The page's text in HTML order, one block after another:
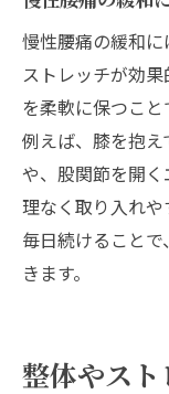
慢性腰痛の緩和
ストレッチが効
を柔軟に保つこと
例えば、膝を抱
や、股関節を開
理なく取り入れ
毎日続けること
きます。
整体やス